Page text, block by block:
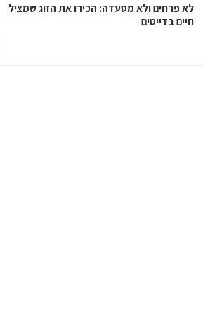
לא פרחים ולא מסעדה: הכירו את הזוג שמציל
חיים בדייטים